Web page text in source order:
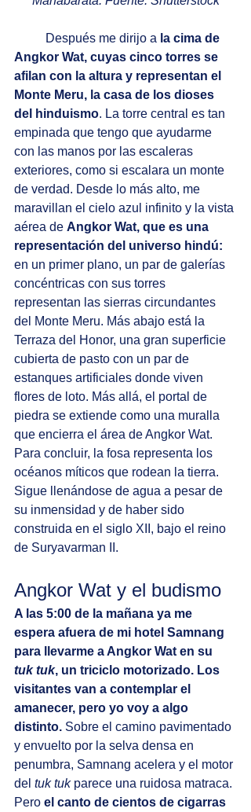
	Después me dirijo a
la cima de
Angkor Wat, cuyas cinco torres se
afilan con la altura y representan el
Monte Meru, la casa de los dioses
del hinduismo. La torre central es tan
empinada que tengo que ayudarme
con las manos por las escaleras
exteriores, como si escalara un monte
de verdad. Desde lo más alto, me
maravillan el cielo azul infinito y la vista
aérea de Angkor Wat, que es una
representación del universo hindú:
en un primer plano, un par de galerías
concéntricas con sus torres
representan las sierras circundantes
del Monte Meru. Más abajo está la
Terraza del Honor, una gran superficie
cubierta de pasto con un par de
estanques artificiales donde viven
flores de loto. Más allá, el portal de
piedra se extiende como una muralla
que encierra el área de Angkor Wat.
Para concluir, la fosa representa los
océanos míticos que rodean la tierra.
Sigue llenándose de agua a pesar de
su inmensidad y de haber sido
construida en el siglo XII, bajo el reino
de Suryavarman II.
Angkor Wat y el budismo
A las 5:00 de la mañana ya me
espera afuera de mi hotel Samnang
para llevarme a Angkor Wat en su
tuk tuk, un triciclo motorizado. Los
visitantes van a contemplar el
amanecer, pero yo voy a algo
distinto. Sobre el camino pavimentado
y envuelto por la selva densa en
penumbra, Samnang acelera y el motor
del tuk tuk parece una ruidosa matraca.
Pero el canto de cientos de cigarras